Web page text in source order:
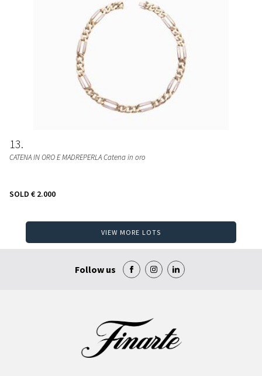
13
CATENA IN ORO E MADREPERLA Catena in oro
SOLD € 2.000
VIEW MORE LOTS
Follow us